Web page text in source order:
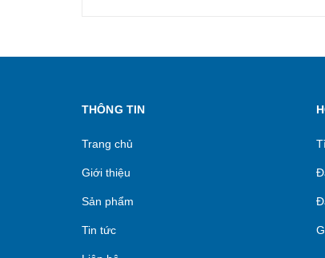
THÔNG TIN
Trang chủ
Giới thiệu
Sản phẩm
Tin tức